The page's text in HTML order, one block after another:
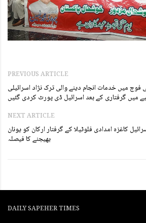
PREVIOUS ARTICLE
فوج میں خدمات انجام دینے والی ترک نژاد اسرائیلی
میں گرفتاری کے بعد اسرائیل ڈی پورٹ کردی گئیں
NEXT ARTICLE
کاغزہ امدادی فلوٹیلا کے گرفتار ارکان کو یونان
بھیجنے کا فیصلہ
DAILY SAPEHER TIMES